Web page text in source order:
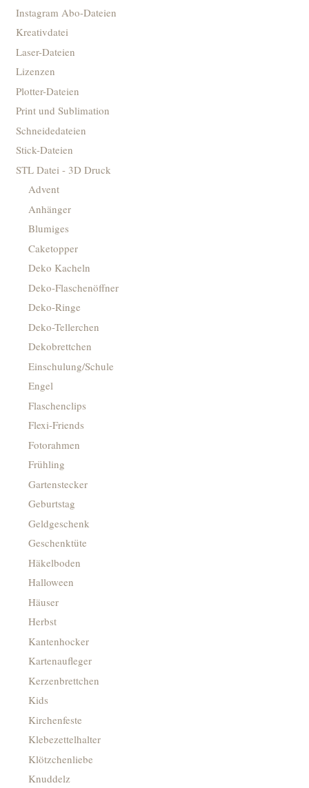
Instagram Abo-Dateien
Kreativdatei
Laser-Dateien
Lizenzen
Plotter-Dateien
Print und Sublimation
Schneidedateien
Stick-Dateien
STL Datei - 3D Druck
Advent
Anhänger
Blumiges
Caketopper
Deko Kacheln
Deko-Flaschenöffner
Deko-Ringe
Deko-Tellerchen
Dekobrettchen
Einschulung/Schule
Engel
Flaschenclips
Flexi-Friends
Fotorahmen
Frühling
Gartenstecker
Geburtstag
Geldgeschenk
Geschenktüte
Häkelboden
Halloween
Häuser
Herbst
Kantenhocker
Kartenaufleger
Kerzenbrettchen
Kids
Kirchenfeste
Klebezettelhalter
Klötzchenliebe
Knuddelz